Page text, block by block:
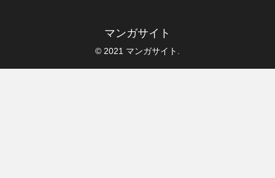
マンガサイト
© 2021 マンガサイト.